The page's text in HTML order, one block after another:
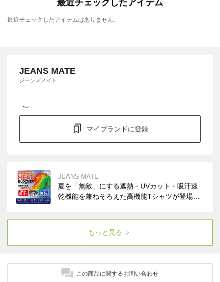
最近チェックしたアイテム
最近チェックしたアイテムはありません。
JEANS MATE
ジーンズメイト
マイブランドに登録
JEANS MATE
夏を「無敵」にする遮熱・UVカット・吸汗速
乾機能を兼ねそろえた高機能Tシャツが登場。
もっと見る
この商品に関するお問い合わせ